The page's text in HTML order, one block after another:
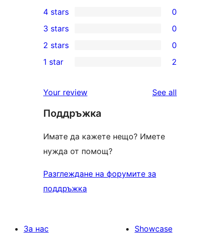
5-
star
reviews
4-
star
reviews
4 stars 0
0
3-
star
3 stars 0
2-
reviews
2 stars 0
star
reviews
1 star 2
Your review See all
Поддръжка
Имате да кажете нещо? Имете
нужда от помощ?
Разглеждане на форумите за
поддръжка
За нас
Showcase